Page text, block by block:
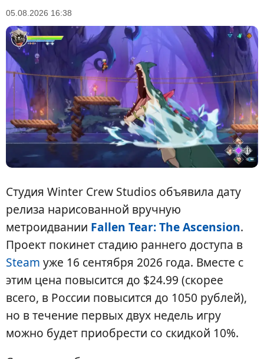
05.08.2026 16:38
Студия Winter Crew Studios объявила дату
релиза нарисованной вручную
метроидвании Fallen Tear: The Ascension.
Проект покинет стадию раннего доступа в
Steam уже 16 сентября 2026 года. Вместе с
этим цена повысится до $24.99 (скорее
всего, в России повысится до 1050 рублей),
но в течение первых двух недель игру
можно будет приобрести со скидкой 10%.